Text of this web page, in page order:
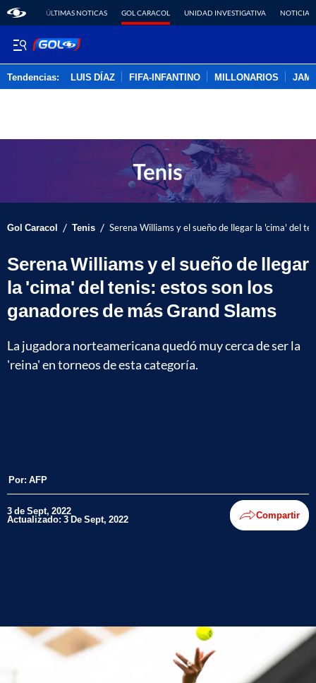
ÚLTIMAS NOTICAS GOL CARACOL UNIDAD INVESTIGATIVA NOTICIAS
Tendencias: LUIS DÍAZ FIFA-INFANTINO MILLONARIOS
Gol Caracol / Tenis / Serena Williams y el sueño de llegar la 'cima' del
Serena Williams y el sueño de llegar
la 'cima' del tenis: estos son los
ganadores de más Grand Slams
La jugadora norteamericana quedó muy cerca de ser la
'reina' en torneos de esta categoría.
Por: AFP
3 de Sept, 2022
Actualizado: 3 De Sept, 2022 Compartir